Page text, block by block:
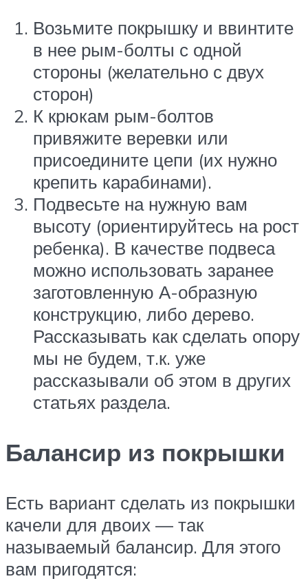
Возьмите покрышку и ввинтите
в нее рым-болты с одной
стороны (желательно с двух
сторон)
К крюкам рым-болтов
привяжите веревки или
присоедините цепи (их нужно
крепить карабинами).
Подвесьте на нужную вам
высоту (ориентируйтесь на рост
ребенка). В качестве подвеса
можно использовать заранее
заготовленную А-образную
конструкцию, либо дерево.
Рассказывать как сделать опору
мы не будем, т.к. уже
рассказывали об этом в других
статьях раздела.
Балансир из покрышки
Есть вариант сделать из покрышки
качели для двоих — так
называемый балансир. Для этого
вам пригодятся: